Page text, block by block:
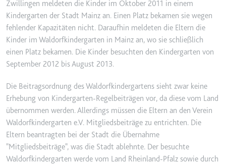
Zweck:
Wird verwendet, um Daten zu
Google Analytics über das Gerät
und das Verhalten des Besuchers
zu senden. Erfasst den Besucher
über Geräte und Marketingkanäle
hinweg.
Ablauf:
2 Jahre
Typ:
HTTP-Cookie
_ga_#
Anbieter:
smartlaw.de
YouTube-Videos zu schätzen.
Ablauf:
180 Tage
Typ:
HTTP-Cookie
Anbieter:
youtube.com
Zweck:
Registriert eine eindeutige ID, um
Statistiken der Videos von
YouTube, die der Benutzer
Ablauf:
Sitzung
Zwillingen meldeten die Kinder im Oktober 2011 in einem
Kindergarten der Stadt Mainz an. Einen Platz bekamen sie wegen
fehlender Kapazitäten nicht. Daraufhin meldeten die Eltern die
Kinder im Waldorfkindergarten in Mainz an, wo sie schließlich
einen Platz bekamen. Die Kinder besuchten den Kindergarten von
September 2012 bis August 2013.
Die Beitragsordnung des Waldorfkindergartens sieht zwar keine
Erhebung von Kindergarten-Regelbeiträgen vor, da diese vom Land
übernommen werden. Allerdings müssen die Eltern an den Verein
Waldorfkindergarten e.V. Mitgliedsbeiträge zu entrichten. Die
Eltern beantragten bei der Stadt die Übernahme
"Mitgliedsbeiträge", was die Stadt ablehnte. Der besuchte
Waldorfkindergarten werde vom Land Rheinland-Pfalz sowie durch